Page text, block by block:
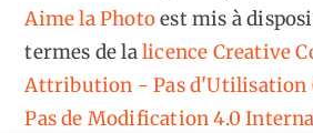
Aime la Photoest mis à
termes de lalicence Creative
Attribution - Pas d'Utilisation
Pas de Modification 4.0